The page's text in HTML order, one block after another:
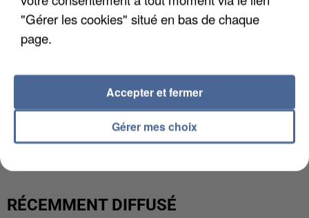
L’UN DES FONDATEURS SUPPOSÉS DE LA DZ
MAFIA INTERPELLÉ EN ALGÉRIE
RÉCEMMENT DIFFUSÉ
"Gérer les cookies" situé en bas de chaque
page.
Gérer mes choix
Accepter et fermer